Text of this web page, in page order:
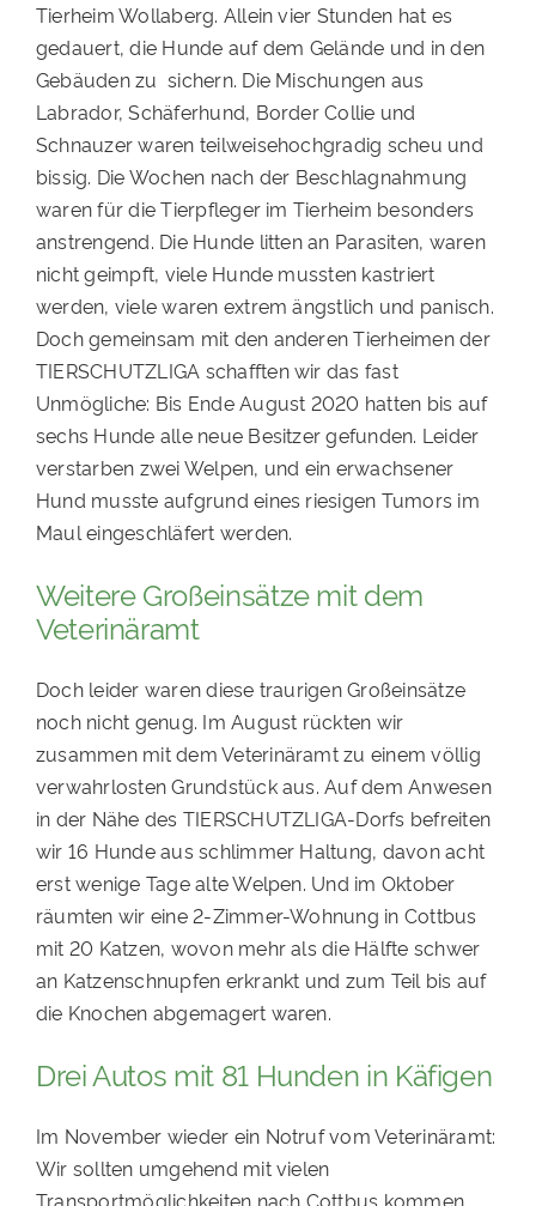
Tierheim Wollaberg. Allein vier Stunden hat es
gedauert, die Hunde auf dem Gelände und in den
Gebäuden zu sichern. Die Mischungen aus
Labrador, Schäferhund, Border Collie und
Schnauzer waren teilweisehochgradig scheu und
bissig. Die Wochen nach der Beschlagnahmung
waren für die Tierpfleger im Tierheim besonders
anstrengend. Die Hunde litten an Parasiten, waren
nicht geimpft, viele Hunde mussten kastriert
werden, viele waren extrem ängstlich und panisch.
Doch gemeinsam mit den anderen Tierheimen der
TIERSCHUTZLIGA schafften wir das fast
Unmögliche: Bis Ende August 2020 hatten bis auf
sechs Hunde alle neue Besitzer gefunden. Leider
verstarben zwei Welpen, und ein erwachsener
Hund musste aufgrund eines riesigen Tumors im
Maul eingeschläfert werden.
Weitere Großeinsätze mit dem
Veterinäramt
Doch leider waren diese traurigen Großeinsätze
noch nicht genug. Im August rückten wir
zusammen mit dem Veterinäramt zu einem völlig
verwahrlosten Grundstück aus. Auf dem Anwesen
in der Nähe des TIERSCHUTZLIGA-Dorfs befreiten
wir 16 Hunde aus schlimmer Haltung, davon acht
erst wenige Tage alte Welpen. Und im Oktober
räumten wir eine 2-Zimmer-Wohnung in Cottbus
mit 20 Katzen, wovon mehr als die Hälfte schwer
an Katzenschnupfen erkrankt und zum Teil bis auf
die Knochen abgemagert waren.
Drei Autos mit 81 Hunden in Käfigen
Im November wieder ein Notruf vom Veterinäramt:
Wir sollten umgehend mit vielen
Transportmöglichkeiten nach Cottbus kommen.